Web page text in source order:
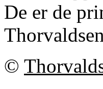
De er de
©